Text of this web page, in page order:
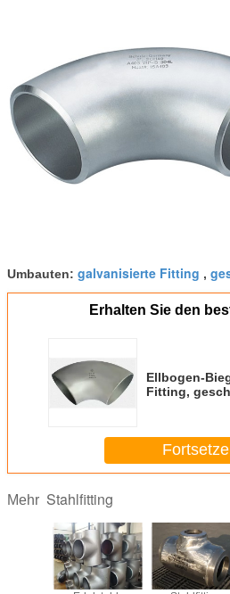
Umbauten: galvanisierte Fitting ,
Erhalten Sie den
Ellbogen-
Fitting,
Mehr Stahlfitting